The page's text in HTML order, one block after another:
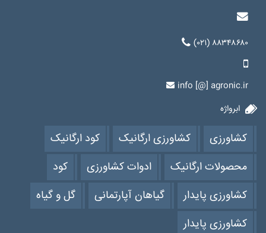
(۰۲۱) ۸۸۳۴۸۶۸۰
info [@] agronic.ir
ابرواژه
کشاورزی کشاورزی ارگانیک
کود ارگانیک
محصولات ارگانیک
ادوات کشاورزی
کود
کشاورزی پایدار
گیاهان آپارتمانی
گل و گیاه
کشاورزی پایدار